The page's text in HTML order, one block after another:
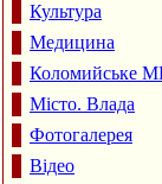
Культура
Медицина
Коломийське
Місто. Влада
Фотогалерея
Відео